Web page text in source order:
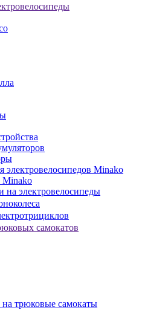
электровелосипедов Minako
Minako
на электровелосипеды
самокатов
на трюковые самокаты